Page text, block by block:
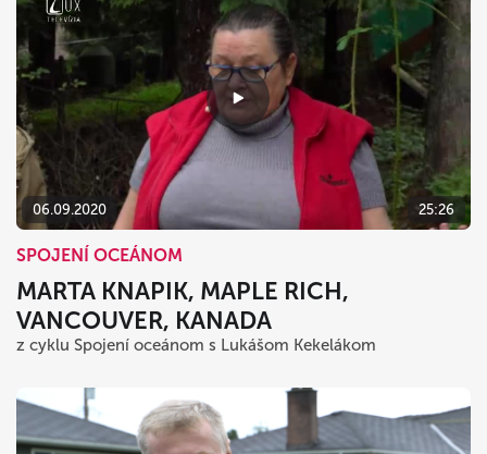
06.09.2020 25:26
SPOJENÍ OCEÁNOM
MARTA KNAPIK, MAPLE RICH,
VANCOUVER, KANADA
z cyklu Spojení oceánom s Lukášom Kekelákom